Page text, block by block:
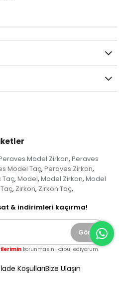
Model Zirkon, Peraves
Model Taç, Peraves Zirkon,
Taç, Model, Model Zirkon, Model
, Zirkon, Zirkon Taç,
& indirimleri kaçırma!
Gönder
korunmasını kabul ediyorum.
KoşullarıBize Ulaşın